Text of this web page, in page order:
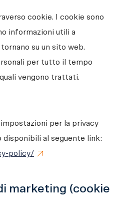
cookie. I cookie sono
informazioni utili a
su un sito web.
per tutto il tempo
vengono trattati.
per la privacy
al seguente link:
policy/
marketing (cookie